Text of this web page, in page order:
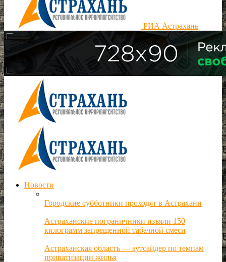
РИА Астрахань
Новости
Городские субботники проходят в Астрахани
Астраханские пограничники изъяли 150
килограмм запрещенной табачной смеси
Астраханская область — аутсайдер по темпам
приватизации жилья